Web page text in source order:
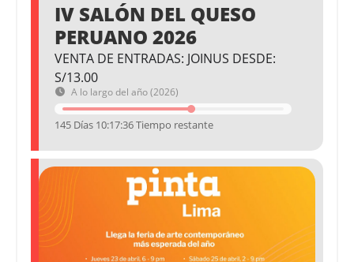
IV SALÓN DEL QUESO
PERUANO 2026
VENTA DE ENTRADAS: JOINUS DESDE:
S/13.00
A lo largo del año (2026)
145 Días 10:17:36 Tiempo restante